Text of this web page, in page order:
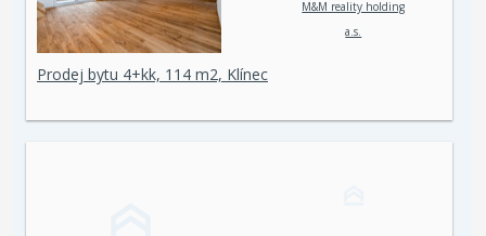
M&M reality holding
a.s.
Prodej bytu 4+kk, 114 m2, Klínec